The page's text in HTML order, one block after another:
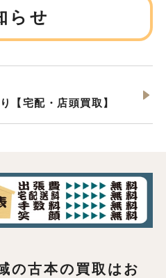
らせ
【宅配・店頭買取】
の古本の買取はお